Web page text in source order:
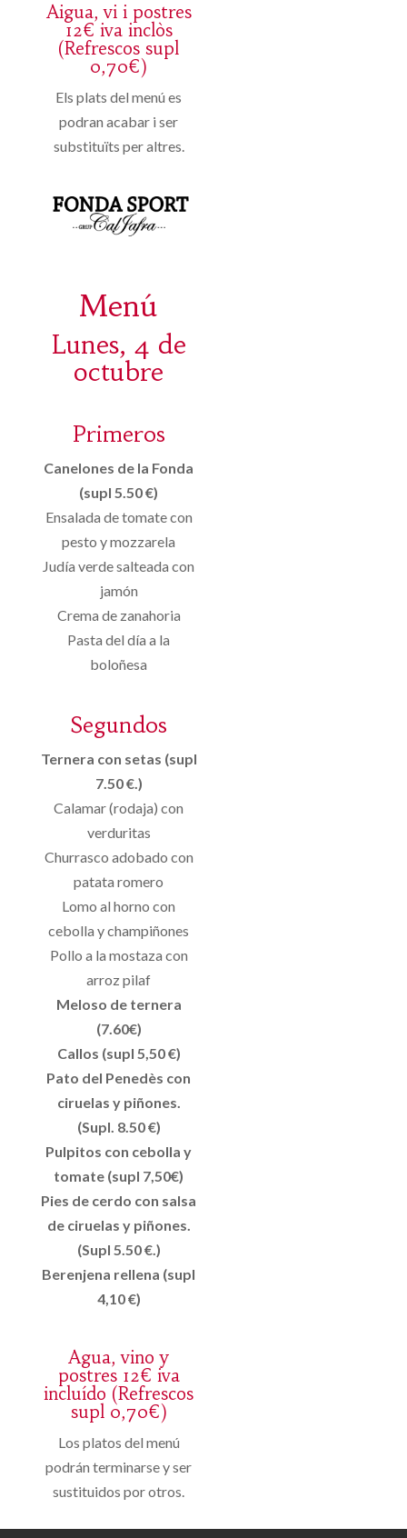
Aigua, vi i postres
12€ iva inclòs
(Refrescos supl
0,70€)
Els plats del menú es
podran acabar i ser
substituïts per altres.
Menú
Lunes, 4 de
octubre
Primeros
Canelones de la Fonda
(supl 5.50 €)
Ensalada de tomate con
pesto y mozzarela
Judía verde salteada con
jamón
Crema de zanahoria
Pasta del día a la
boloñesa
Segundos
Ternera con setas (supl
7.50 €.)
Calamar (rodaja) con
verduritas
Churrasco adobado con
patata romero
Lomo al horno con
cebolla y champiñones
Pollo a la mostaza con
arroz pilaf
Meloso de ternera
(7.60€)
Callos (supl 5,50 €)
Pato del Penedès con
ciruelas y piñones.
(Supl. 8.50 €)
Pulpitos con cebolla y
tomate (supl 7,50€)
Pies de cerdo con salsa
de ciruelas y piñones.
(Supl 5.50 €.)
Berenjena rellena (supl
4,10 €)
Agua, vino y
postres 12€ iva
incluído (Refrescos
supl 0,70€)
Los platos del menú
podrán terminarse y ser
sustituidos por otros.